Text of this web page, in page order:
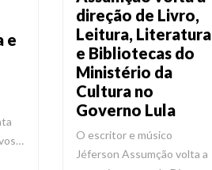
e
direção de Livro,
Leitura, Literatura
e Bibliotecas do
Ministério da
Cultura no
Governo Lula
O escritor e músico
Jéferson Assumção volta a